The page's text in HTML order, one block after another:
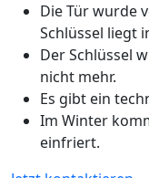
Die Tür wurde
Schlüssel liegt
Der Schlüssel
nicht mehr.
Es gibt ein
Im Winter
einfriert.